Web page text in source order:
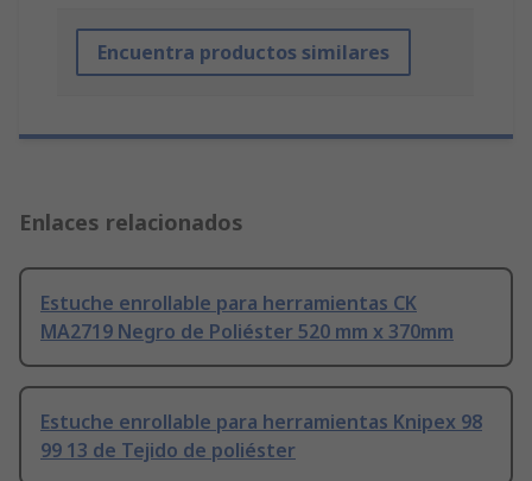
Encuentra productos similares
Enlaces relacionados
Estuche enrollable para herramientas CK
MA2719 Negro de Poliéster 520 mm x 370mm
Estuche enrollable para herramientas Knipex 98
99 13 de Tejido de poliéster